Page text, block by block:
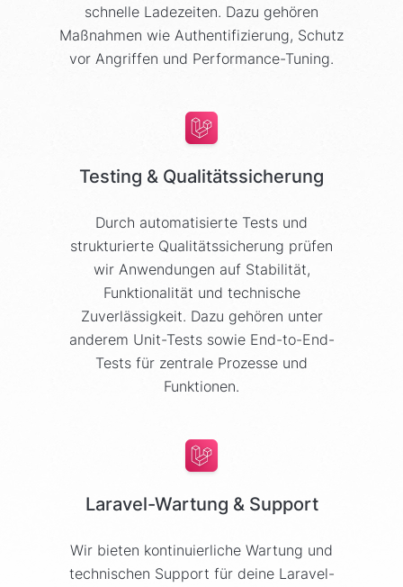
schnelle Ladezeiten. Dazu gehören
Maßnahmen wie Authentifizierung, Schutz
vor Angriffen und Performance-Tuning.
Testing & Qualitätssicherung
Durch automatisierte Tests und
strukturierte Qualitätssicherung prüfen
wir Anwendungen auf Stabilität,
Funktionalität und technische
Zuverlässigkeit. Dazu gehören unter
anderem Unit-Tests sowie End-to-End-
Tests für zentrale Prozesse und
Funktionen.
Laravel-Wartung & Support
Wir bieten kontinuierliche Wartung und
technischen Support für deine Laravel-